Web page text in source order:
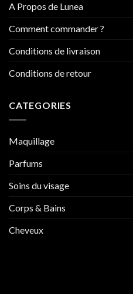
A Propos de Lunea
Comment commander ?
Conditions de livraison
Conditions de retour
CATEGORIES
Maquillage
Parfums
Soins du visage
Corps & Bains
Cheveux